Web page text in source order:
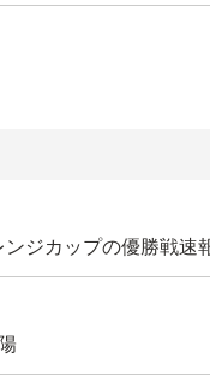
ジカップの優勝戦速